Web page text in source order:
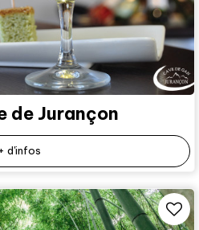
de Jurançon
+ d'infos